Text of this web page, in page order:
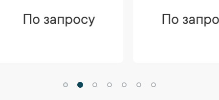
По запросу По запросу